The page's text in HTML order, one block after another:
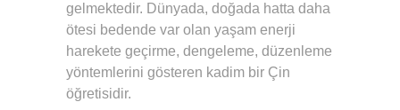
gelmektedir. Dünyada, doğada hatta daha
ötesi bedende var olan yaşam enerji
harekete geçirme, dengeleme, düzenleme
yöntemlerini gösteren kadim bir Çin
öğretisidir.